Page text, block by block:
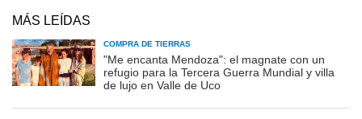
MÁS LEÍDAS
COMPRA DE TIERRAS
"Me encanta Mendoza": el magnate con un
refugio para la Tercera Guerra Mundial y villa
de lujo en Valle de Uco